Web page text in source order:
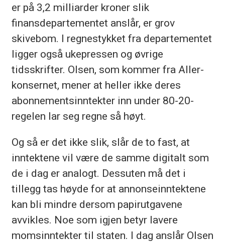
er på 3,2 milliarder kroner slik
finansdepartementet anslår, er grov
skivebom. I regnestykket fra departementet
ligger også ukepressen og øvrige
tidsskrifter. Olsen, som kommer fra Aller-
konsernet, mener at heller ikke deres
abonnementsinntekter inn under 80-20-
regelen lar seg regne så høyt.
Og så er det ikke slik, slår de to fast, at
inntektene vil være de samme digitalt som
de i dag er analogt. Dessuten må det i
tillegg tas høyde for at annonseinntektene
kan bli mindre dersom papirutgavene
avvikles. Noe som igjen betyr lavere
momsinntekter til staten. I dag anslår Olsen